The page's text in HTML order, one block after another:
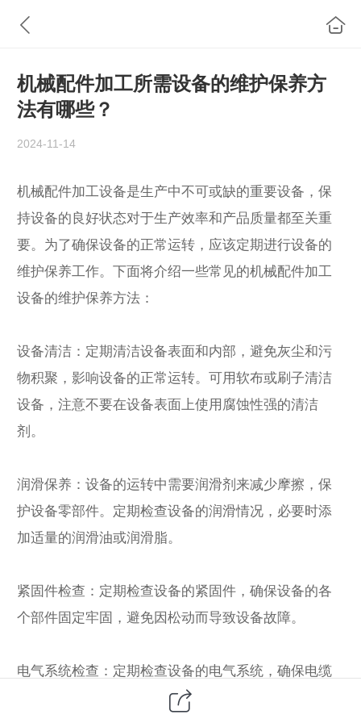
机械配件加工所需设备的维护保养方
法有哪些？
2024-11-14
机械配件加工设备是生产中不可或缺的重要设备，保
持设备的良好状态对于生产效率和产品质量都至关重
要。为了确保设备的正常运转，应该定期进行设备的
维护保养工作。下面将介绍一些常见的机械配件加工
设备的维护保养方法：
设备清洁：定期清洁设备表面和内部，避免灰尘和污
物积聚，影响设备的正常运转。可用软布或刷子清洁
设备，注意不要在设备表面上使用腐蚀性强的清洁
剂。
润滑保养：设备的运转中需要润滑剂来减少摩擦，保
护设备零部件。定期检查设备的润滑情况，必要时添
加适量的润滑油或润滑脂。
紧固件检查：定期检查设备的紧固件，确保设备的各
个部件固定牢固，避免因松动而导致设备故障。
电气系统检查：定期检查设备的电气系统，确保电缆
和插头连接牢固，避免因电路故障导致设备停机。